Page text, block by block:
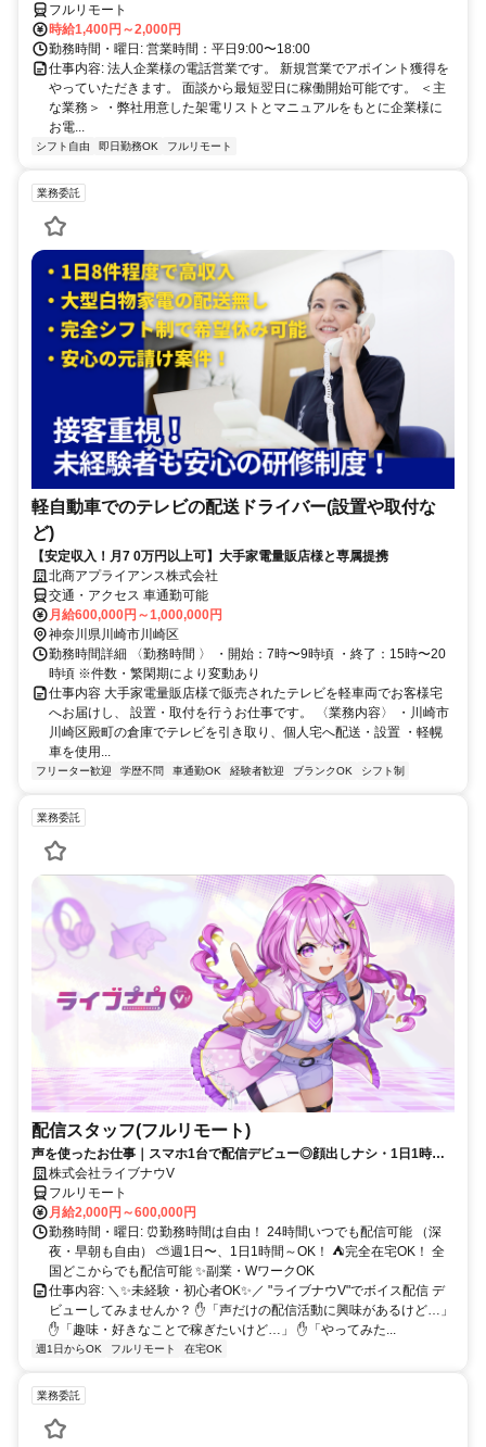
両立を実現
フルリモート
時給1,400円～2,000円
勤務時間・曜日: 営業時間：平日9:00〜18:00
仕事内容: 法人企業様の電話営業です。 新規営業でアポイント獲得を
やっていただきます。 面談から最短翌日に稼働開始可能です。 ＜主
な業務＞ ・弊社用意した架電リストとマニュアルをもとに企業様に
お電...
シフト自由 即日勤務OK フルリモート
業務委託
軽自動車でのテレビの配送ドライバー(設置や取付な
ど)
【安定収入！月7 0万円以上可】大手家電量販店様と専属提携
北商アプライアンス株式会社
交通・アクセス 車通勤可能
月給600,000円～1,000,000円
神奈川県川崎市川崎区
勤務時間詳細 〈勤務時間 〉 ・開始：7時〜9時頃 ・終了：15時〜20
時頃 ※件数・繁閑期により変動あり
仕事内容 大手家電量販店様で販売されたテレビを軽車両でお客様宅
へお届けし、 設置・取付を行うお仕事です。 〈業務内容〉 ・川崎市
川崎区殿町の倉庫でテレビを引き取り、個人宅へ配送・設置 ・軽幌
車を使用...
フリーター歓迎 学歴不問 車通勤OK 経験者歓迎 ブランクOK シフト制
業務委託
配信スタッフ(フルリモート)
声を使ったお仕事｜スマホ1台で配信デビュー◎顔出しナシ・1日1時間
～OK♪
株式会社ライブナウV
フルリモート
月給2,000円～600,000円
勤務時間・曜日: ⏰勤務時間は自由！ 24時間いつでも配信可能 （深
夜・早朝も自由） ⛅週1日〜、1日1時間～OK！ ⛺完全在宅OK！ 全
国どこからでも配信可能 ✨副業・WワークOK
仕事内容: ＼✨未経験・初心者OK✨／ "ライブナウV"でボイス配信 デ
ビューしてみませんか？ ✋「声だけの配信活動に興味があるけど…」
✋「趣味・好きなことで稼ぎたいけど…」 ✋「やってみた...
週1日からOK フルリモート 在宅OK
業務委託